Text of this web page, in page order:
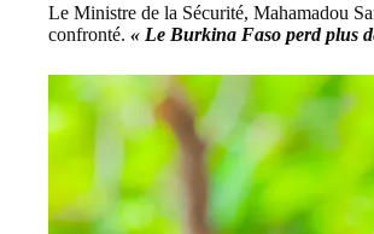
Le Ministre de la Sécurité, Mahamadou
confronté. « Le Burkina Faso perd plus